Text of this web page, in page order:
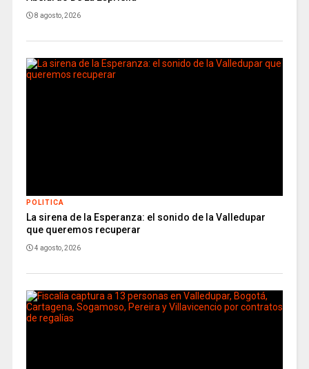
8 agosto, 2026
POLITICA
La sirena de la Esperanza: el sonido de la Valledupar
que queremos recuperar
4 agosto, 2026